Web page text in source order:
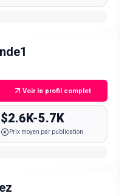
Voir le profil complet
$2.6K-5.7K
Prix moyen par publication